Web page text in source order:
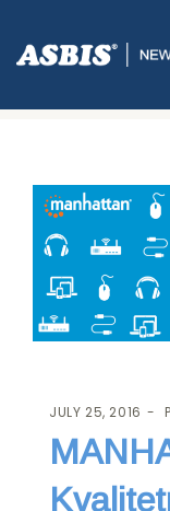
ASBIS.BA>PRESS>
JULY 25, 2016